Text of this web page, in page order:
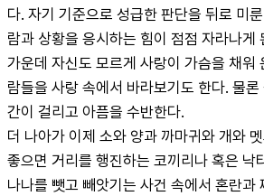
다. 자기 기준으로 성급한 판단을 뒤로 미
람과 상황을 응시하는 힘이 점점 자라나게
가운데 자신도 모르게 사랑이 가슴을 채워
람들을 사랑 속에서 바라보기도 한다. 물
간이 걸리고 아픔을 수반한다.
더 나아가 이제 소와 양과 까마귀와 개와
좋으면 거리를 행진하는 코끼리나 혹은 낙
나나를 뺏고 빼앗기는 사건 속에서 혼란과